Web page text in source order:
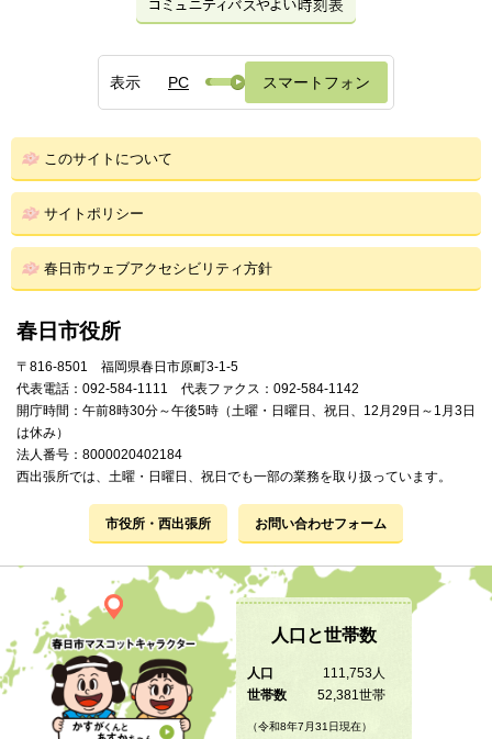
表示 PC スマートフォン
このサイトについて
サイトポリシー
春日市ウェブアクセシビリティ方針
春日市役所
〒816-8501 福岡県春日市原町3-1-5
代表電話：092-584-1111 代表ファクス：092-584-1142
開庁時間：午前8時30分～午後5時（土曜・日曜日、祝日、12月29日～1月3日
は休み）
法人番号：8000020402184
西出張所では、土曜・日曜日、祝日でも一部の業務を取り扱っています。
市役所・西出張所 お問い合わせフォーム
人口と世帯数
人口
111,753人
世帯数
52,381世帯
（令和8年7月31日現在）